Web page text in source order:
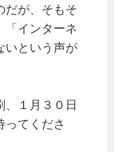
だが、そもそ
「インターネ
いという声が
、１月３０日
ってくださ